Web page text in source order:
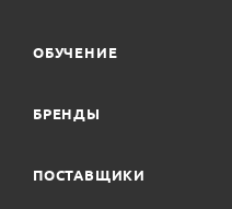
ОБУЧЕНИЕ
БРЕНДЫ
ПОСТАВЩИКИ